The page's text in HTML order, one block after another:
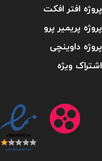
پروژه افتر افکت
پروژه پریمیر پرو
پروژه داوینچی
اشتراک ویژه